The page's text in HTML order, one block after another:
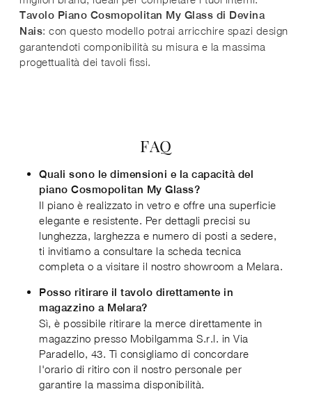
Tavolo Piano Cosmopolitan My Glass di Devina
Nais: con questo modello potrai arricchire spazi design
garantendoti componibilità su misura e la massima
progettualità dei tavoli fissi.
FAQ
Quali sono le dimensioni e la capacità del
piano Cosmopolitan My Glass?
Il piano è realizzato in vetro e offre una superficie
elegante e resistente. Per dettagli precisi su
lunghezza, larghezza e numero di posti a sedere,
ti invitiamo a consultare la scheda tecnica
completa o a visitare il nostro showroom a Melara.
Posso ritirare il tavolo direttamente in
magazzino a Melara?
Sì, è possibile ritirare la merce direttamente in
magazzino presso Mobilgamma S.r.l. in Via
Paradello, 43. Ti consigliamo di concordare
l'orario di ritiro con il nostro personale per
garantire la massima disponibilità.